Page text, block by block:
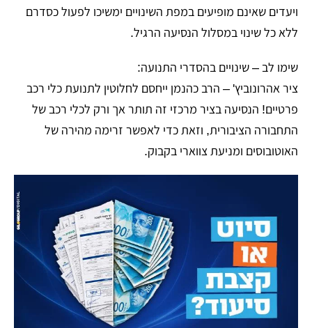
ויעדים שאינם מופיעים במפת השינויים ימשיכו לפעול כסדרם
ללא כל שינוי במסלול הנסיעה הרגיל.
שימו לב – שינויים בהסדרי התנועה:
ציר אהרונוביץ' – הרב כהנמן ייחסם לחלוטין לתנועת כלי רכב
פרטיים! הנסיעה בציר מרכזי זה תותר אך ורק לכלי רכב של
התחבורה הציבורית, וזאת כדי לאפשר זרימה מהירה של
האוטובוסים ומניעת צווארי בקבוק.